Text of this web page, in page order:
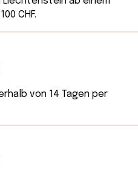
CHF.
von 14 Tagen per